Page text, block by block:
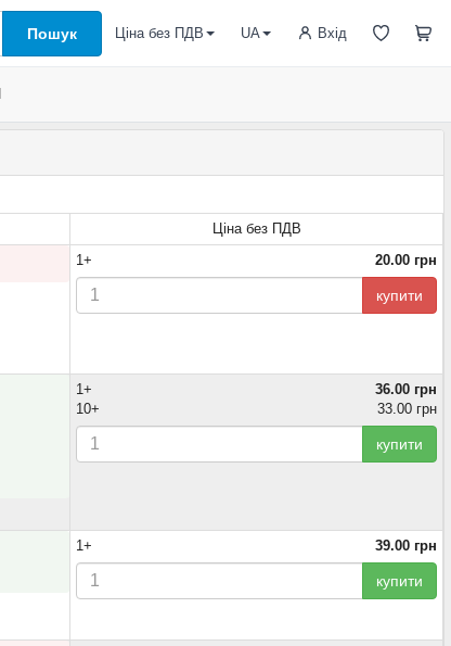
Пошук Вхід
Ціна без ПДВ UA
Ціна без ПДВ
1+ 20.00 грн
купити
1+
36.00 грн
10+
33.00 грн
купити
1+ 39.00 грн
купити